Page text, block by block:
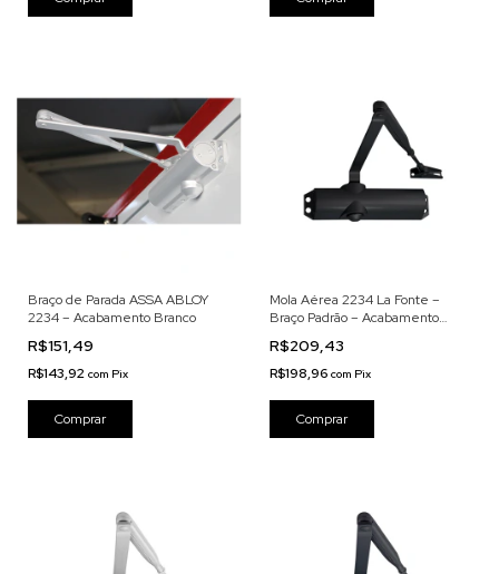
Braço de Parada ASSA ABLOY
2234 – Acabamento Branco
R$151,49
R$143,92 com Pix
Mola Aérea 2234 La Fonte –
Braço Padrão – Acabamento
R$209,43
R$198,96 com Pix